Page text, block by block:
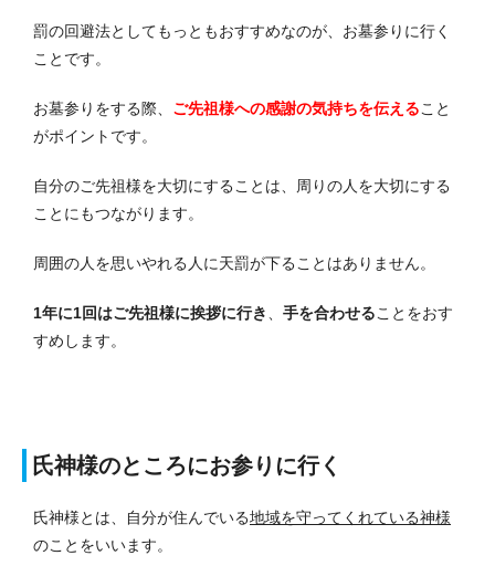
罰の回避法としてもっともおすすめなのが、お墓参りに行く
ことです。
お墓参りをする際、 ご先祖様への感謝の気持ちを伝えること
がポイントです。
自分のご先祖様を大切にすることは、周りの人を大切にする
ことにもつながります。
周囲の人を思いやれる人に天罰が下ることはありません。
1年に1回はご先祖様に挨拶に行き、 手を合わせることをおす
すめします。
氏神様のところにお参りに行く
氏神様とは、自分が住んでいる地域を守ってくれている神様
のことをいいます。